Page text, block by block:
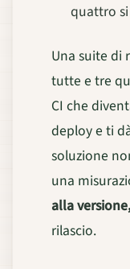
quattro
Una suite di
tutte e tre
CI che
deploy e ti
soluzione
una
alla
rilascio.